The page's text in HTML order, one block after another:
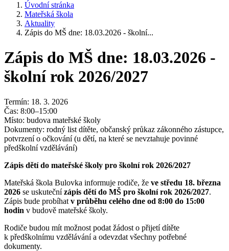
Úvodní stránka
Mateřská škola
Aktuality
Zápis do MŠ dne: 18.03.2026 - školní...
Zápis do MŠ dne: 18.03.2026 -
školní rok 2026/2027
Termín: 18. 3. 2026
Čas: 8:00–15:00
Místo: budova mateřské školy
Dokumenty: rodný list dítěte, občanský průkaz zákonného zástupce,
potvrzení o očkování (u dětí, na které se nevztahuje povinné
předškolní vzdělávání)
Zápis dětí do mateřské školy pro školní rok 2026/2027
Mateřská škola Bulovka informuje rodiče, že ve středu 18. března
2026 se uskutečnízápis dětí do MŠ pro školní rok 2026/2027.
Zápis bude probíhat v průběhu celého dne od 8:00 do 15:00
hodin v budově mateřské školy.
Rodiče budou mít možnost podat žádost o přijetí dítěte
k předškolnímu vzdělávání a odevzdat všechny potřebné
dokumenty.